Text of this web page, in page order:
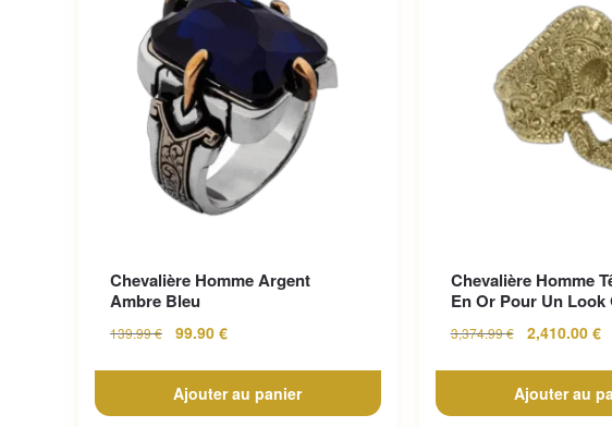
Chevalière Homme Argent
Ambre Bleu
139.99€ 99.90 €
Ajouter au panier
Chevalière Homme
En Or Pour Un Look
3,374.99€ 2,410.00 €
Ajouter au